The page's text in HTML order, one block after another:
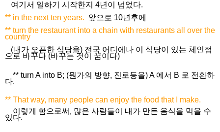
여기서 일하기 시작한지 4년이 넘었다.
** in the next ten years. 앞으로 10년후에
** turn the restaurant into a chain with restaurants all over the
country
(내가 오픈한 식당을) 전국 어디에나 이 식당이 있는 체인점
으로 바꾸다 (바꾸는 것이 꿈이다)
** turn A into B; (뭔가의 방향, 진로등을) A 에서 B 로 전환하
다.
** That way, many people can enjoy the food that I make.
이렇게 함으로써, 많은 사람들이 내가 만든 음식을 먹을 수
있다.